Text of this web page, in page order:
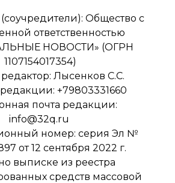
Общество с
ответственностью
НОВОСТИ» (ОГРН
1107154017354)
Лысенков С.С.
+79803331660
почта редакции:
info@32q.ru
номер: серия Эл №
от 12 сентября 2022 г.
выписке из реестра
средств массовой